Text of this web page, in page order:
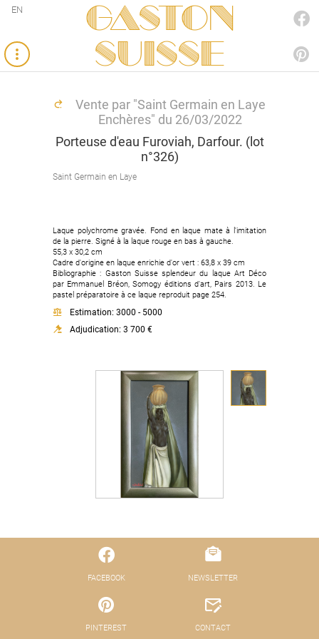
Gaston
SUISSE
EN
Vente par "Saint Germain en Laye
Enchères" du 26/03/2022
Porteuse d'eau Furoviah, Darfour. (lot
n°326)
Saint Germain en Laye
Laque polychrome gravée. Fond en laque mate à l'imitation
de la pierre. Signé à la laque rouge en bas à gauche.
55,3 x 30,2 cm
Cadre d'origine en laque enrichie d'or vert : 63,8 x 39 cm
Bibliographie : Gaston Suisse splendeur du laque Art Déco
par Emmanuel Bréon, Somogy éditions d'art, Pairs 2013. Le
pastel préparatoire à ce laque reproduit page 254.
Estimation: 3000 - 5000
Adjudication: 3 700 €
FACEBOOK
PINTEREST
NEWSLETTER
CONTACT